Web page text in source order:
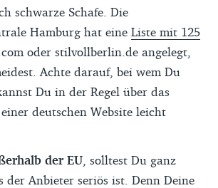
schwarze Schafe. Die
Hamburg hat eine Liste mit 125
oder stilvollberlin.de angelegt,
Achte darauf, bei wem Du
Du in der Regel über das
deutschen Website leicht
der EU , solltest Du ganz
der Anbieter seriös ist. Denn Deine